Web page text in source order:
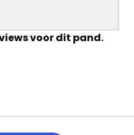
voor dit pand.